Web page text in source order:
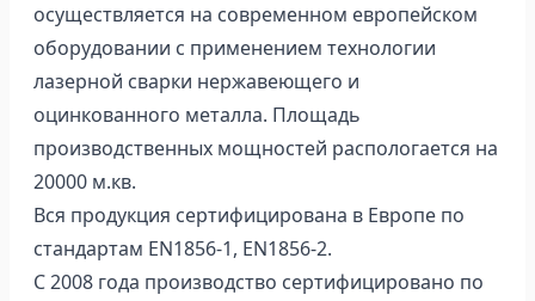
осуществляется на современном европейском
оборудовании с применением технологии
лазерной сварки нержавеющего и
оцинкованного металла. Площадь
производственных мощностей распологается на
20000 м.кв.
Вся продукция сертифицирована в Европе по
стандартам EN1856-1, EN1856-2.
С 2008 года производство сертифицировано по